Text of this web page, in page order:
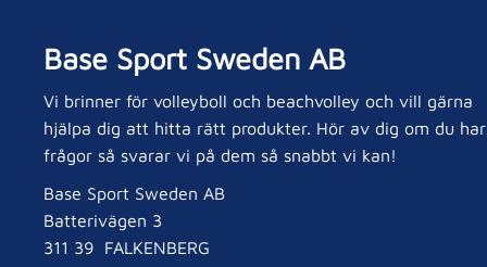
Base Sport Sweden AB
Vi brinner för volleyboll och beachvolley och vill gärna
hjälpa dig att hitta rätt produkter. Hör av dig om du har
frågor så svarar vi på dem så snabbt vi kan!
Base Sport Sweden AB
Batterivägen 3
311 39 FALKENBERG